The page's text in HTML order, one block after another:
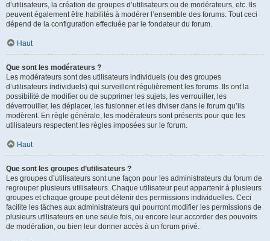
d’utilisateurs, la création de groupes d’utilisateurs ou de modérateurs, etc. Ils
peuvent également être habilités à modérer l’ensemble des forums. Tout ceci
dépend de la configuration effectuée par le fondateur du forum.
Haut
Que sont les modérateurs ?
Les modérateurs sont des utilisateurs individuels (ou des groupes
d’utilisateurs individuels) qui surveillent régulièrement les forums. Ils ont la
possibilité de modifier ou de supprimer les sujets, les verrouiller, les
déverrouiller, les déplacer, les fusionner et les diviser dans le forum qu’ils
modèrent. En règle générale, les modérateurs sont présents pour que les
utilisateurs respectent les règles imposées sur le forum.
Haut
Que sont les groupes d’utilisateurs ?
Les groupes d’utilisateurs sont une façon pour les administrateurs du forum de
regrouper plusieurs utilisateurs. Chaque utilisateur peut appartenir à plusieurs
groupes et chaque groupe peut détenir des permissions individuelles. Ceci
facilite les tâches aux administrateurs qui pourront modifier les permissions de
plusieurs utilisateurs en une seule fois, ou encore leur accorder des pouvoirs
de modération, ou bien leur donner accès à un forum privé.